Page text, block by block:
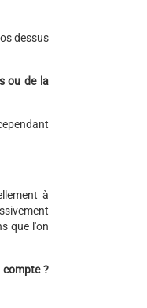
dessus
ou de la
à
que l'on
compte ?